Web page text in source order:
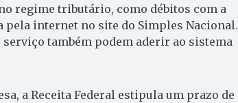
regime tributário, como débitos com a
pela internet no site do Simples Nacional.
também podem aderir ao sistema
a Receita Federal estipula um prazo de